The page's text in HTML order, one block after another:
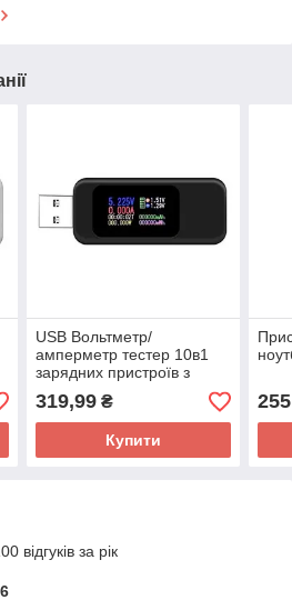
USB Вольтметр/
амперметр тестер 10в1
зарядних пристроїв з
кольоровим РК
319,99₴
Купити
відгуків за рік